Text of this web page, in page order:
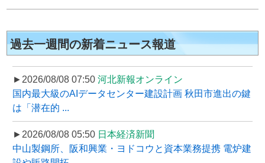
過去一週間の新着ニュース報道
►2026/08/08 07:50 河北新報オンライン
国内最大級のAIデータセンター建設計画 秋田市進出の鍵
は「潜在的 ...
►2026/08/08 05:50 日本経済新聞
中山製鋼所、阪和興業・ヨドコウと資本業務提携 電炉建